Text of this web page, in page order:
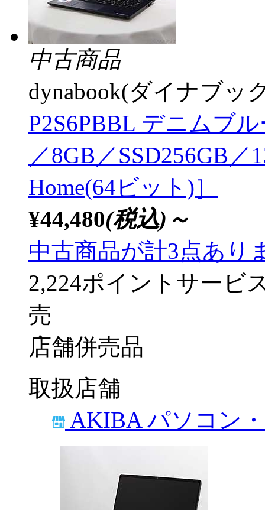
中古商品
dynabook(ダイナブッ
P2S6PBBL デニムブ
／8GB／SSD256GB
Home(64ビット)］
¥44,480(税込)～
中古商品が計3点あり
2,224ポイントサービ
売
店舗併売品
取扱店舗
AKIBA パソコン